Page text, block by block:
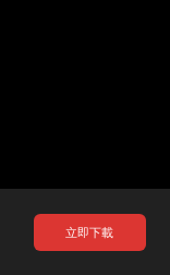
立即下載